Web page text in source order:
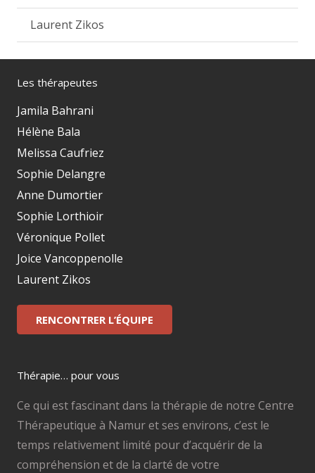
Laurent Zikos
Les thérapeutes
Jamila Bahrani
Hélène Bala
Melissa Caufriez
Sophie Delangre
Anne Dumortier
Sophie Lorthioir
Véronique Pollet
Joice Vancoppenolle
Laurent Zikos
RENCONTRER L’ÉQUIPE
Thérapie… pour vous
Ce qui est fascinant dans la thérapie de notre Centre
Thérapeutique à Namur et ses environs, c’est le
temps relativement limité pour d’acquérir de la
compréhension et de la clarté de votre